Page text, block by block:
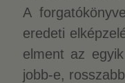
A
eredeti
elment az
jobb-e,